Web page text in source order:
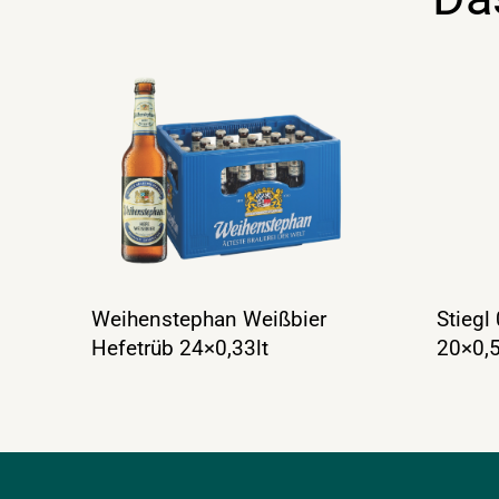
Weihenstephan Weißbier
Hefetrüb 24×0,33lt
Stiegl